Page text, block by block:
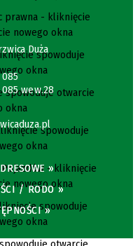
Duża
085
085 wew.28
»
/ RODO »
»